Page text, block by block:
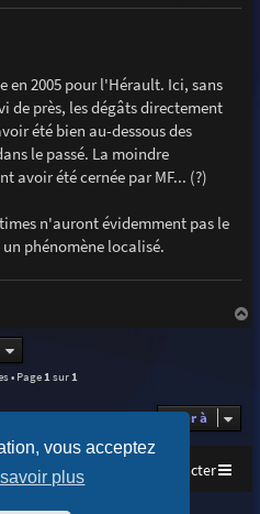
vous acceptez
plus
en 2005 pour l'Hérault. Ici, sans
de près, les dégâts directement
été bien au-dessous des
le passé. La moindre
avoir été cernée par MF... (?)
n'auront évidemment pas le
phénomène localisé.
• Page1sur1
Aller à
Nous contacter